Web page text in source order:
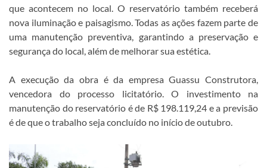
que acontecem no local. O reservatório também receberá
nova iluminação e paisagismo. Todas as ações fazem parte de
uma manutenção preventiva, garantindo a preservação e
segurança do local, além de melhorar sua estética.
A execução da obra é da empresa Guassu Construtora,
vencedora do processo licitatório. O investimento na
manutenção do reservatório é de R$ 198.119,24 e a previsão
é de que o trabalho seja concluído no início de outubro.